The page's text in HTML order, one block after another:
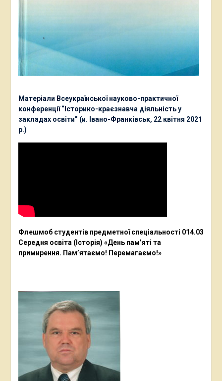
Матеріали Всеукраїнської науково-практичної
конференції “Історико-краєзнавча діяльність у
закладах освіти” (и. Івано-Франківськ, 22 квітня 2021
р.)
Флешмоб студентів предметної спеціальності 014.03
Середня освіта (Історія) «День пам’яті та
примирення. Пам’ятаємо! Перемагаємо!»